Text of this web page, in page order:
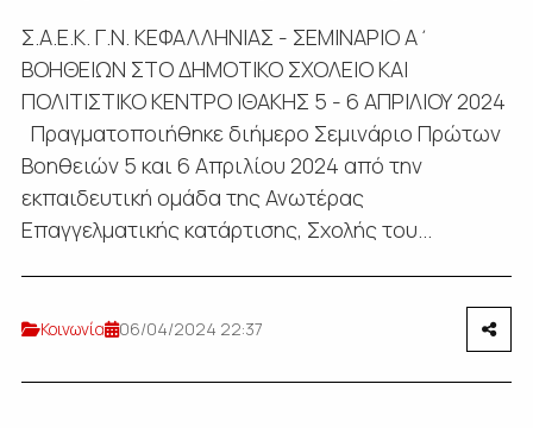
Σ.Α.Ε.Κ. Γ.Ν. ΚΕΦΑΛΛΗΝΙΑΣ - ΣΕΜΙΝΑΡΙΟ Α΄
ΒΟΗΘΕΙΩΝ ΣΤΟ ΔΗΜΟΤΙΚΟ ΣΧΟΛΕΙΟ ΚΑΙ
ΠΟΛΙΤΙΣΤΙΚΟ ΚΕΝΤΡΟ ΙΘΑΚΗΣ 5 - 6 ΑΠΡΙΛΙΟΥ 2024
Πραγματοποιήθηκε διήμερο Σεμινάριο Πρώτων
Βοηθειών 5 και 6 Απριλίου 2024 από την
εκπαιδευτική ομάδα της Ανωτέρας
Επαγγελματικής κατάρτισης, Σχολής του...
Κοινωνία 06/04/2024 22:37